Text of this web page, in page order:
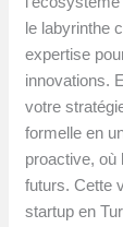
le labyrinthe
expertise
innovations.
votre
formelle en
proactive, où
futurs. Cette
startup en